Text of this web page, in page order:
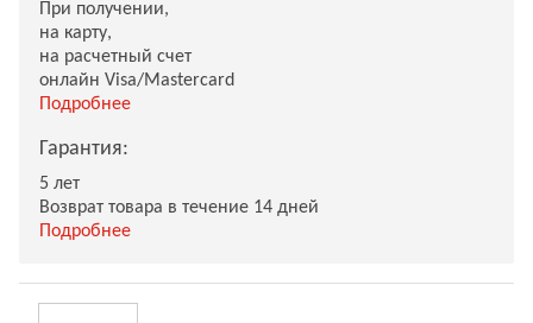
При получении,
на карту,
на расчетный счет
онлайн Visa/Mastercard
Подробнее
Гарантия:
5 лет
Возврат товара в течение 14 дней
Подробнее